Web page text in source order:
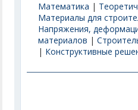
Математика |
Материалы для
Напряжения,
материалов |
| Конструктивные